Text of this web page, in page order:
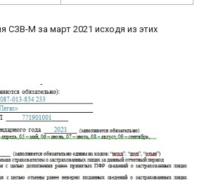
СЗВ-М за март 2021 исходя из этих